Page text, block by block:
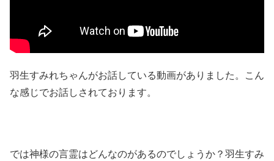
羽生すみれちゃんがお話している動画がありました。こん
な感じでお話しされております。
では神様の言霊はどんなのがあるのでしょうか？羽生すみ